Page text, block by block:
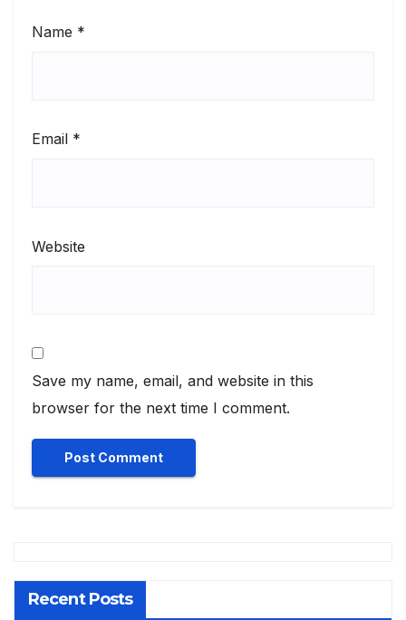
Name *
Email *
Website
Save my name, email, and website in this
browser for the next time I comment.
Recent Posts